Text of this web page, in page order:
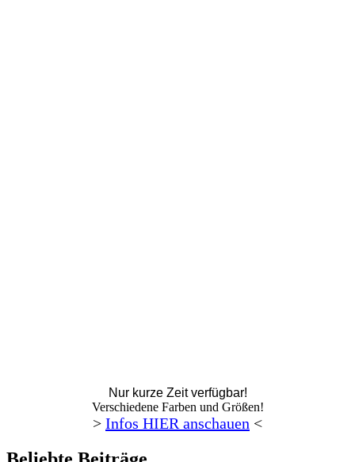
Nur kurze Zeit verfügbar!
Verschiedene Farben und Größen!
> Infos HIER anschauen <